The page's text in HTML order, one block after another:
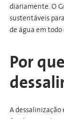
diariamente. O
sustentáveis
de água em
Por
A